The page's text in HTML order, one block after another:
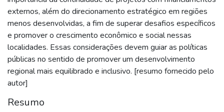
externos, além do direcionamento estratégico em regiões
menos desenvolvidas, a fim de superar desafios específicos
e promover o crescimento econômico e social nessas
localidades. Essas considerações devem guiar as políticas
públicas no sentido de promover um desenvolvimento
regional mais equilibrado e inclusivo. [resumo fornecido pelo
autor]
Resumo